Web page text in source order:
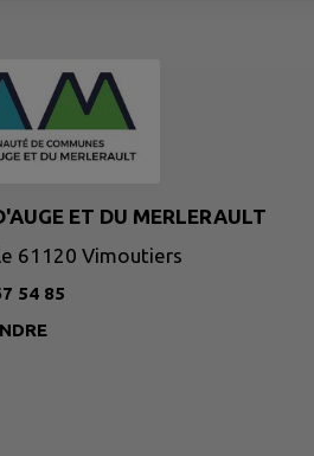
ET DU MERLERAULT
61120 Vimoutiers
54 85